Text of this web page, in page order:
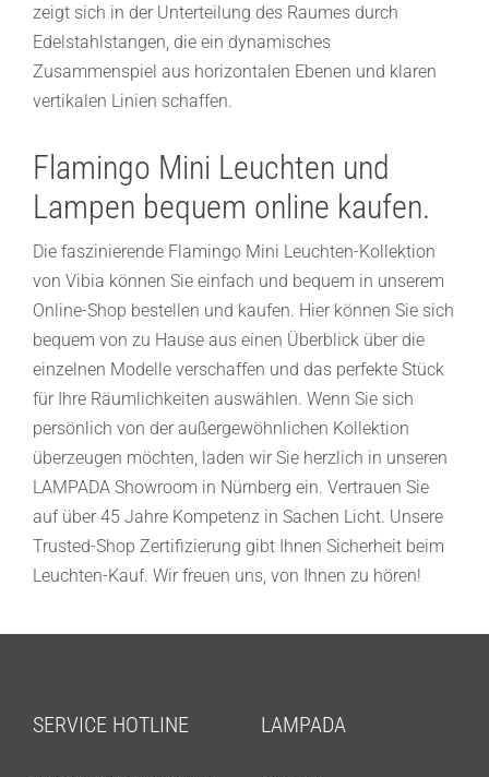
zeigt sich in der Unterteilung des Raumes durch
Edelstahlstangen, die ein dynamisches
Zusammenspiel aus horizontalen Ebenen und klaren
vertikalen Linien schaffen.
Flamingo Mini Leuchten und
Lampen bequem online kaufen.
Die faszinierende Flamingo Mini Leuchten-Kollektion
von Vibia können Sie einfach und bequem in unserem
Online-Shop bestellen und kaufen. Hier können Sie sich
bequem von zu Hause aus einen Überblick über die
einzelnen Modelle verschaffen und das perfekte Stück
für Ihre Räumlichkeiten auswählen. Wenn Sie sich
persönlich von der außergewöhnlichen Kollektion
überzeugen möchten, laden wir Sie herzlich in unseren
LAMPADA Showroom in Nürnberg ein. Vertrauen Sie
auf über 45 Jahre Kompetenz in Sachen Licht. Unsere
Trusted-Shop Zertifizierung gibt Ihnen Sicherheit beim
Leuchten-Kauf. Wir freuen uns, von Ihnen zu hören!
SERVICE HOTLINE LAMPADA